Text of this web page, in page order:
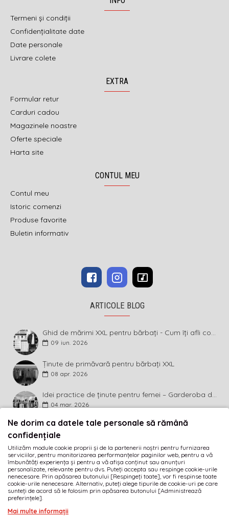
Termeni și condiții
Confidențialitate date
Date personale
Livrare colete
EXTRA
Formular retur
Carduri cadou
Magazinele noastre
Oferte speciale
Harta site
CONTUL MEU
Contul meu
Istoric comenzi
Produse favorite
Buletin informativ
ARTICOLE BLOG
Ghid de mărimi XXL pentru bărbați - Cum îți afli corect măsura și ce înseamnă diferența dintre mărimi
09 iun. 2026
Ținute de primăvară pentru bărbați XXL
08 apr. 2026
Idei practice de ținute pentru femei – Garderoba de primăvară 2026 în mărimi mari
04 mar. 2026
BULETIN INFORMATIV
Abonează-te la buletinul informativ și fii primul care
descoperă ultimele noutăți și cele mai atractive promoții!
MĂ ABONEZ
Am citit şi sunt de acord cu
Ne dorim ca datele tale personale să rămână
confidențiale
Utilizăm module cookie proprii și de la partenerii noștri pentru furnizarea
serviciilor, pentru monitorizarea performanțelor paginilor web, pentru a vă
îmbunătăți experiența și pentru a vă afișa conținut sau anunțuri
personalizate, relevante pentru dvs. Puteți accepta sau respinge cookie-urile
nenecesare. Prin apăsarea butonului [Respingeți toate], vor fi respinse toate
cookie-urile nenecesare. Alternativ, puteți alege tipurile de cookie-uri pe care
sunteți de acord să le folosim prin apăsarea butonului [Administrează
preferințele].
Mai multe informații